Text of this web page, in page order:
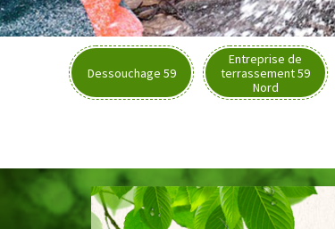
Dessouchage 59
Entreprise de
terrassement 59
Nord